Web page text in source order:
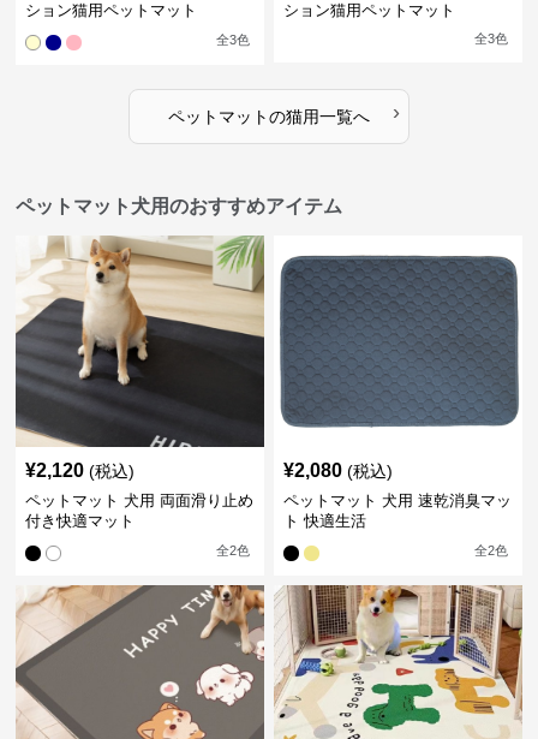
ション猫用ペットマット
全3色
ション猫用ペットマット
全3色
ペットマットの猫用一覧へ ›
ペットマット犬用のおすすめアイテム
¥2,120 (税込)
ペットマット 犬用 両面滑り止め
付き快適マット
全2色
¥2,080 (税込)
ペットマット 犬用 速乾消臭マッ
ト 快適生活
全2色